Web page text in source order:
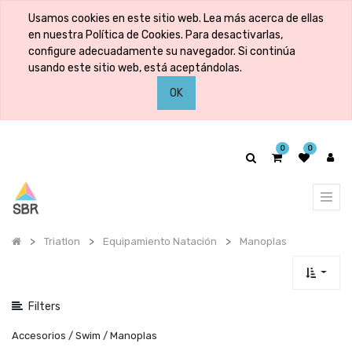
Usamos cookies en este sitio web. Lea más acerca de ellas
en nuestra Política de Cookies. Para desactivarlas,
configure adecuadamente su navegador. Si continúa
usando este sitio web, está aceptándolas.
OK
0 0
Triatlon Equipamiento Natación Manoplas
Filters
Mostrar
categorías
Accesorios / Swim / Manoplas